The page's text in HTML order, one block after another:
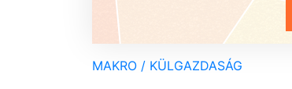
MAKRO / KÜLGAZDASÁG